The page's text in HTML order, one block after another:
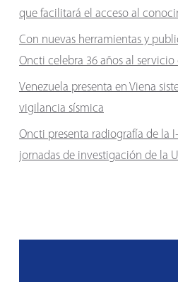
que facilitará el acceso al
Con nuevas herramientas y
Oncti celebra 36 años al
Venezuela presenta en Viena
vigilancia sísmica
Oncti presenta radiografía de la
jornadas de investigación de la